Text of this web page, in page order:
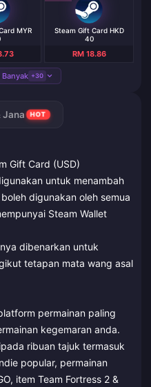
Jana HOT
Gift Card (USD)
untuk menambah
digunakan oleh semua
Steam Wallet
dibenarkan untuk
tetapan mata wang asal
permainan paling
kegemaran anda.
ribuan tajuk termasuk
popular, permainan
item Team Fortress 2 &
MYR
Steam Gift Card HKD
40
RM 18.86
+30